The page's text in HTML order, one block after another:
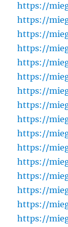
https://
https://
https://
https://
https://
https://
https://
https://
https://
https://
https://
https://
https://
https://
https://
https://